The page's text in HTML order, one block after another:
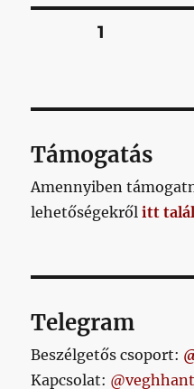
Bejegyzések
OLDAL1
Támogatás
Amennyiben
lehetőségekrőlitt
Telegram
Beszélgetős csoport:
Kapcsolat: